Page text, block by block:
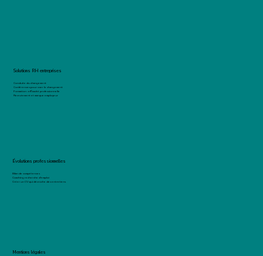
Solutions RH entreprises
Conduite du changement
Conférences pour oser le changement
Formation : efficacité professionnelle
Recrutement et marque employeur
Évolutions professionnelles
Bilan de compétences
Coaching recherche d'emploi
Créer un CV qui décroche des entretiens
Mentions légales